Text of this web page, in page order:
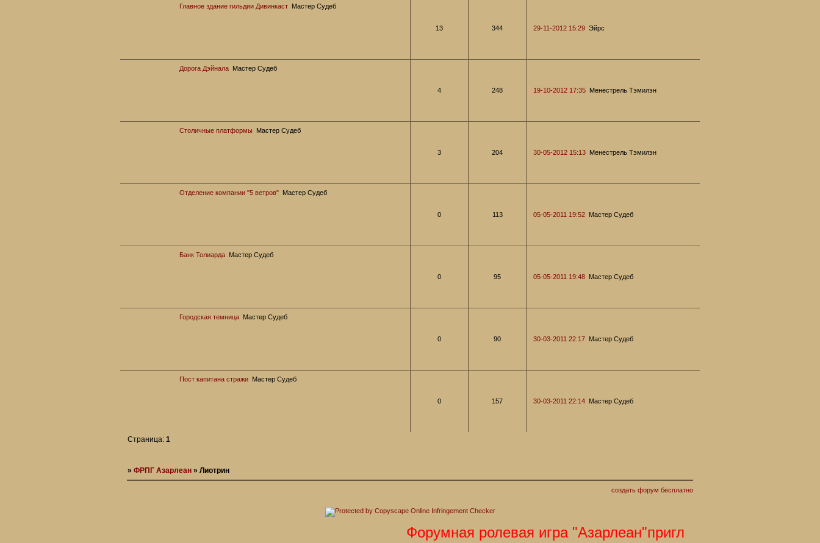
Главное здание гильдии Дивинкаст Мастер Судеб
13 344 29-11-2012 15:29 Эйрс
Дорога Дэйнала Мастер Судеб
4 248 19-10-2012 17:35 Менестрель Тэмилэн
Столичные платформы Мастер Судеб
3 204 30-05-2012 15:13 Менестрель Тэмилэн
Отделение компании "5 ветров" Мастер Судеб
0 113 05-05-2011 19:52 Мастер Судеб
Банк Толиарда Мастер Судеб
0 95 05-05-2011 19:48 Мастер Судеб
Городская темница Мастер Судеб
0 90 30-03-2011 22:17 Мастер Судеб
Пост капитана стражи Мастер Судеб
0 157 30-03-2011 22:14 Мастер Судеб
Страница:1
»ФРПГ Азарлеан »Лиотрин
создать форум бесплатно
Форумная ролевая игра "Азарлеан"приглашает Вас. С